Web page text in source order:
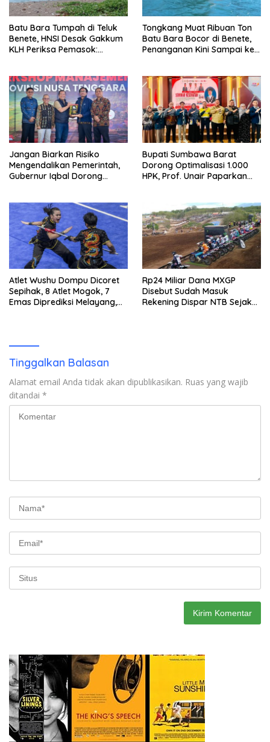
Batu Bara Tumpah di Teluk
Benete, HNSI Desak Gakkum
KLH Periksa Pemasok:
Tongkang Muat Ribuan Ton
Batu Bara Bocor di Benete,
Penanganan Kini Sampai ke
Jangan Biarkan Risiko
Mengendalikan Pemerintah,
Gubernur Iqbal Dorong
Bupati Sumbawa Barat
Dorong Optimalisasi 1.000
HPK, Prof. Unair Paparkan
Atlet Wushu Dompu Dicoret
Sepihak, 8 Atlet Mogok, 7
Emas Diprediksi Melayang,
Rp24 Miliar Dana MXGP
Disebut Sudah Masuk
Rekening Dispar NTB Sejak
Tinggalkan Balasan
Alamat email Anda tidak akan dipublikasikan. Ruas yang wajib
ditandai *